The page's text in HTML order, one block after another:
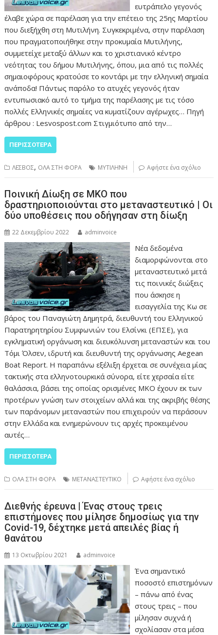
ευτράπελο γεγονός
έλαβε χώρα σε παρέλαση για την επέτειο της 25ης Μαρτίου
που διεξήχθη στη Μυτιλήνη. Συγκεκριμένα, στην παρέλαση
που πραγματοποιήθηκε στην προκυμαία Μυτιλήνης,
συμμετείχε μεταξύ άλλων και το χριστιανικό κέντρο
νεότητας του δήμου Μυτιλήνης, όπου, μια από τις πολλές
σημαιοφόρους κρατούσε το κοντάρι με την ελληνική σημαία
ανάποδα! Πάντως παρόλο το ατυχές γεγονός ήταν
εντυπωσιακό αυτό το τμήμα της παρέλασης με τις τόσο
πολλές Ελληνικές σημαίες να κυματίζουν αγέρωχες… Πηγή
άρθρου : Lesvospost.com Στιγμιότυπο από την…
ΠΕΡΙΣΣΌΤΕΡΑ
ΛΕΣΒΟΣ, ΟΛΑ ΣΤΗ ΦΟΡΑ ΜΥΤΙΛΗΝΗ Αφήστε ένα σχόλιο
Ποινική Δίωξη σε ΜΚΟ που
δραστηριοποιούνται στο μεταναστευτικό | Οι
δύο υποθέσεις που οδήγησαν στη δίωξη
22 Δεκεμβρίου 2022 adminvoice
Νέα δεδομένα
διαμορφώνονται στο
μεταναστευτικό μετά
τις ποινικές διώξεις
που άσκησε η
εισαγγελία της Κω σε
βάρος του Παναγιώτη Δημητρά, διευθυντή του Ελληνικού
Παρατηρητηρίου Συμφωνιών του Ελσίνκι (ΕΠΣΕ), για
εγκληματική οργάνωση και διευκόλυνση μεταναστών και του
Τόμι Όλσεν, ιδρυτή και διευθυντή της οργάνωσης Aegean
Boat Report. Η παραπάνω εξέλιξη έρχεται σε συνέχεια μίας
τακτικής στα ελληνοτουρκικά σύνορα, είτε χερσαία είτε
θαλάσσια, βάσει της οποίας ορισμένες ΜΚΟ έχουν εκ των
προτέρων γνώση των στοιχείων αλλά και της ακριβής θέσης
των παράνομων μεταναστών που επιχειρούν να περάσουν
στην Ελλάδα και ενημερώνουν τις αρχές προκειμένου
αυτές…
ΠΕΡΙΣΣΌΤΕΡΑ
ΟΛΑ ΣΤΗ ΦΟΡΑ ΜΕΤΑΝΑΣΤΕΥΤΙΚΟ Αφήστε ένα σχόλιο
Διεθνής έρευνα | Ένας στους τρεις
επιστήμονες που μίλησε δημοσίως για την
Covid-19, δέχτηκε μετά απειλές βίας ή
θανάτου
13 Οκτωβρίου 2021 adminvoice
Ένα σημαντικό
ποσοστό επιστημόνων
– πάνω από ένας
στους τρεις – που
μίλησαν συχνά ή
σχολίασαν στα μέσα